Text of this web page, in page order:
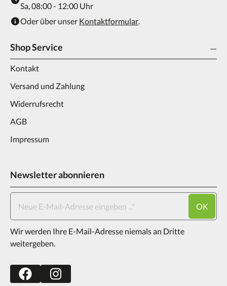
Sa, 08:00 - 12:00 Uhr
Oder über unser Kontaktformular.
Shop Service
Kontakt
Versand und Zahlung
Widerrufsrecht
AGB
Impressum
Newsletter abonnieren
OK
Wir werden Ihre E-Mail-Adresse niemals an Dritte
weitergeben.